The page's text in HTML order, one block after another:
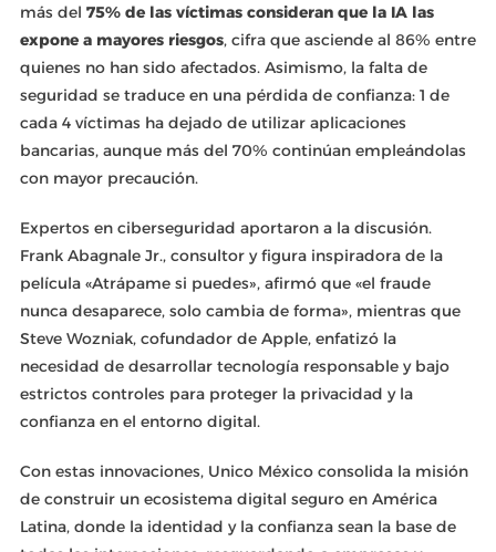
más del 75% de las víctimas consideran que la IA las
expone a mayores riesgos, cifra que asciende al 86% entre
quienes no han sido afectados. Asimismo, la falta de
seguridad se traduce en una pérdida de confianza: 1 de
cada 4 víctimas ha dejado de utilizar aplicaciones
bancarias, aunque más del 70% continúan empleándolas
con mayor precaución.
Expertos en ciberseguridad aportaron a la discusión.
Frank Abagnale Jr., consultor y figura inspiradora de la
película «Atrápame si puedes», afirmó que «el fraude
nunca desaparece, solo cambia de forma», mientras que
Steve Wozniak, cofundador de Apple, enfatizó la
necesidad de desarrollar tecnología responsable y bajo
estrictos controles para proteger la privacidad y la
confianza en el entorno digital.
Con estas innovaciones, Unico México consolida la misión
de construir un ecosistema digital seguro en América
Latina, donde la identidad y la confianza sean la base de